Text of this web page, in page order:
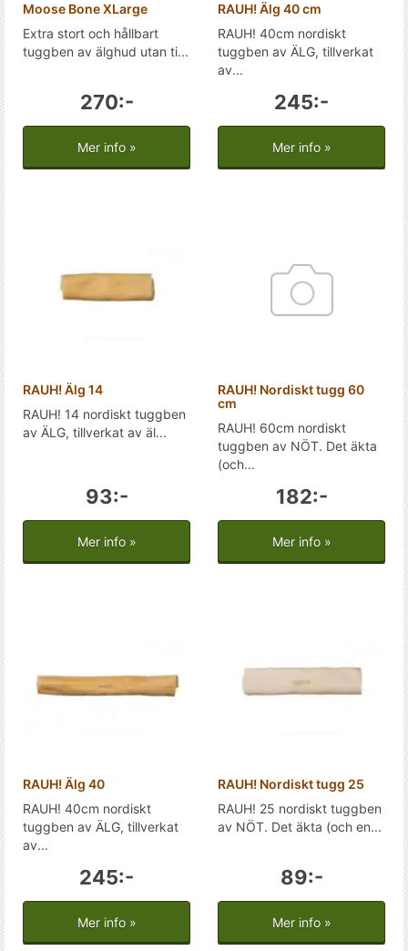
Moose Bone XLarge
Extra stort och hållbart
tuggben av älghud utan ti...
270:-
Mer info »
RAUH! Älg 40 cm
RAUH! 40cm nordiskt
tuggben av ÄLG, tillverkat
av...
245:-
Mer info »
RAUH! Älg 14
RAUH! 14 nordiskt tuggben
av ÄLG, tillverkat av äl...
93:-
Mer info »
RAUH! Nordiskt tugg 60
cm
RAUH! 60cm nordiskt
tuggben av NÖT. Det äkta
(och...
182:-
Mer info »
RAUH! Älg 40
RAUH! 40cm nordiskt
tuggben av ÄLG, tillverkat
av...
245:-
Mer info »
RAUH! Nordiskt tugg 25
RAUH! 25 nordiskt tuggben
av NÖT. Det äkta (och en...
89:-
Mer info »